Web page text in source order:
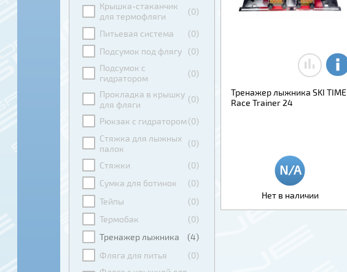
Крышка-стаканчик
для термофляги
(0)
Питьевая система
(0)
Подсумок под флягу
(0)
Подсумок с
гидратором
(0)
Прокладка в крышку
для фляги
(0)
Рюкзак с гидратором(0)
Стяжка для лыжных
палок
(0)
Стяжки
(0)
Сумка для ботинок
(0)
Тейпы
(0)
Термобак
(0)
Тренажер лыжника
(4)
Фляга для питья
(0)
Тренажер лыжника SKI TIME
Race Trainer 24
Нет в наличии